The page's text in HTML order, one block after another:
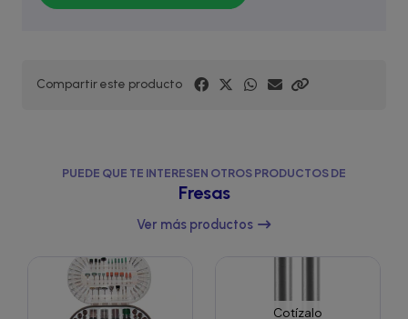
Compartir este producto
PUEDE QUE TE INTERESEN OTROS PRODUCTOS DE
Fresas
Ver más productos
Cotízalo